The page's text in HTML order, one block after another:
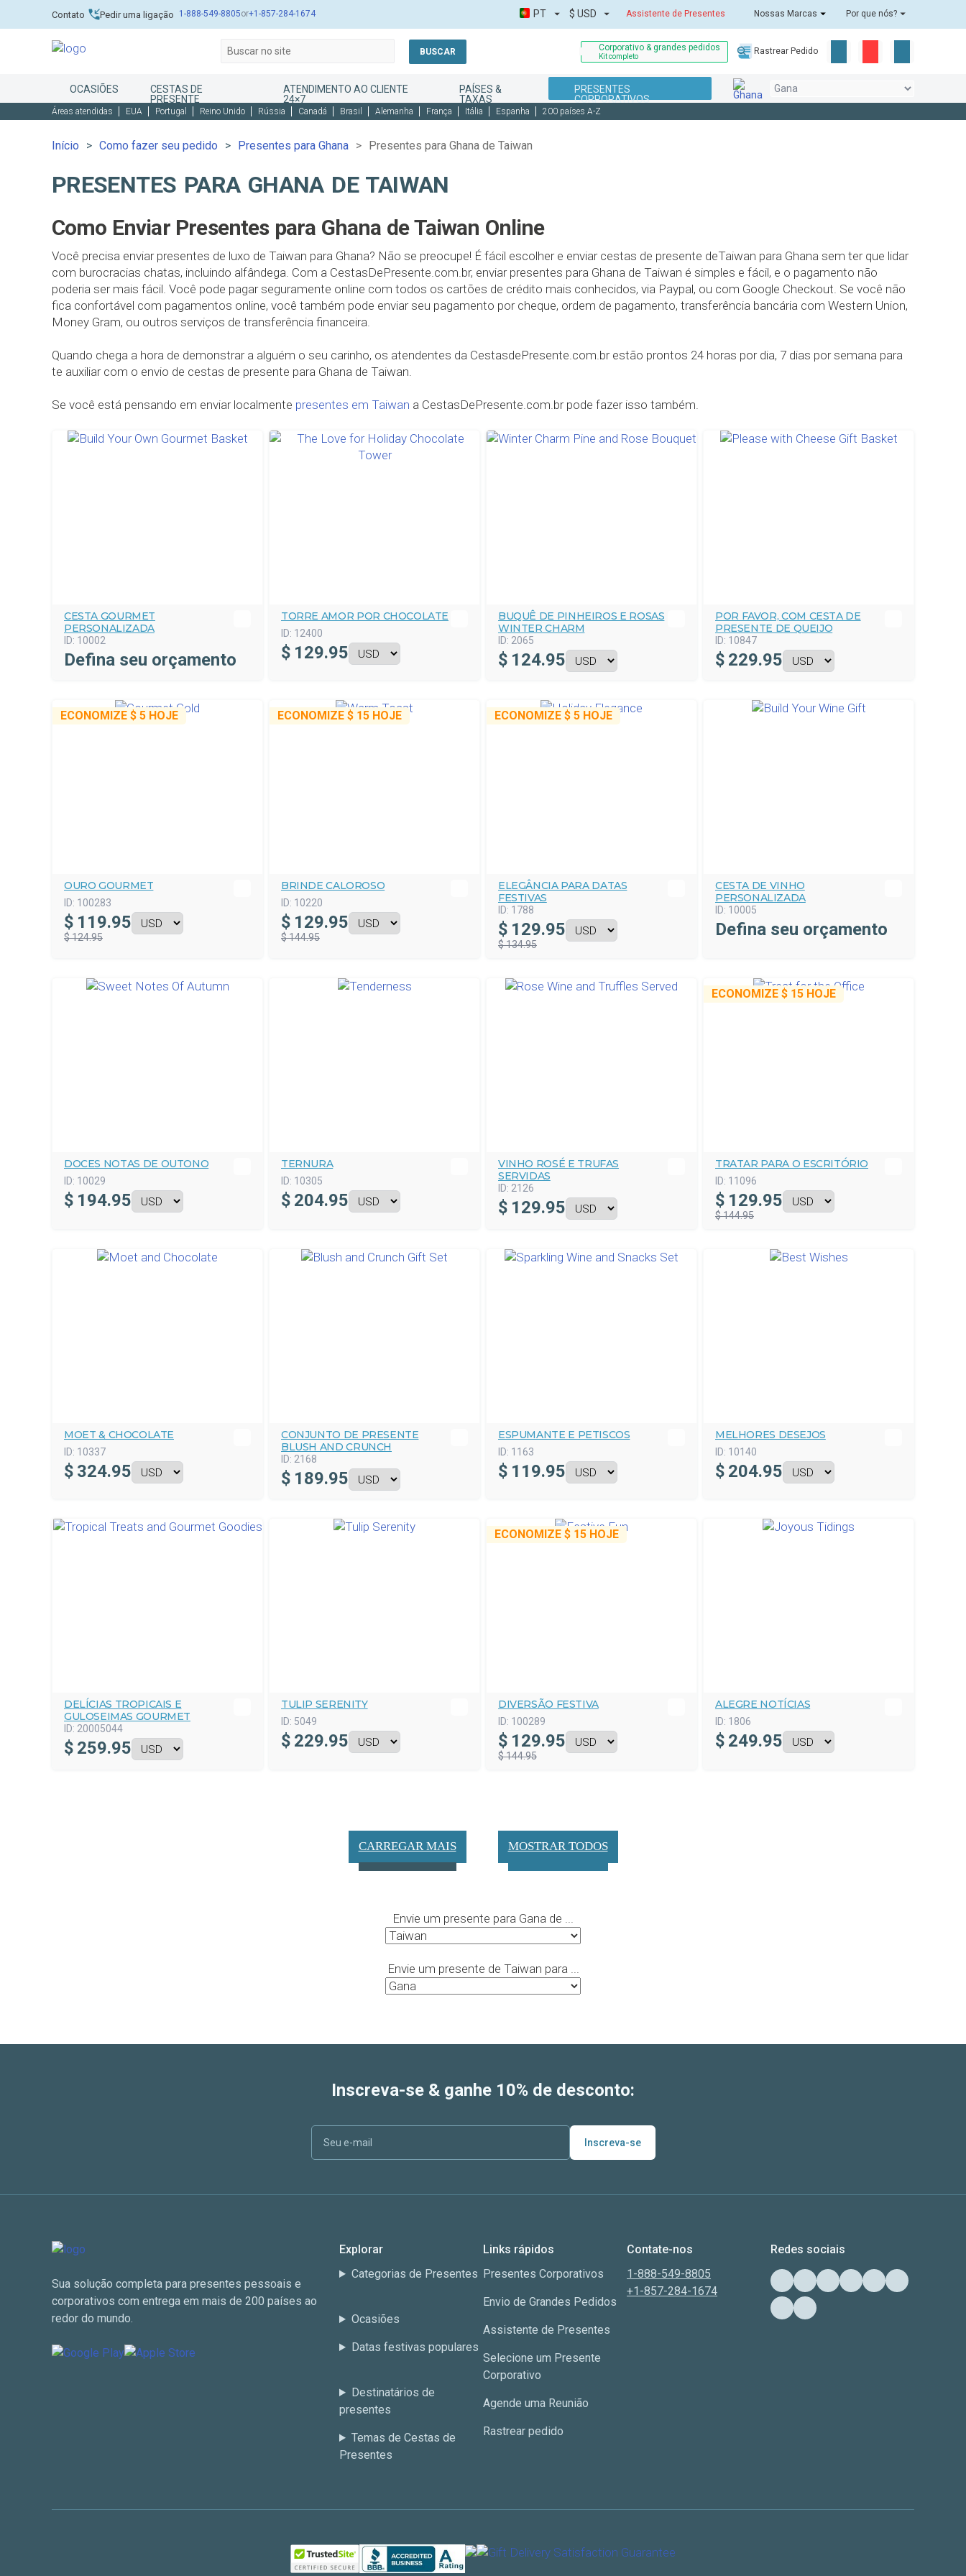
Contato Pedir uma ligação 1-888-549-8805or+1-857-284-1674 Assistente de Presentes Nossas Marcas Por que nós?
PT $ USD
BUSCAR Corporativo & grandes pedidos
Kit completo
Rastrear Pedido
OCASIÕES
CESTAS DE
PRESENTE
ATENDIMENTO AO CLIENTE
24×7
PAÍSES &
TAXAS
PRESENTES
CORPORATIVOS
Áreas atendidas EUA Portugal Reino Unido Rússia Canadá Brasil Alemanha França Itália Espanha 200 países A-Z
Início Como fazer seu pedido Presentes para Ghana Presentes para Ghana de Taiwan
PRESENTES PARA GHANA DE TAIWAN
Como Enviar Presentes para Ghana de Taiwan Online
Você precisa enviar presentes de luxo de Taiwan para Ghana? Não se preocupe! É fácil escolher e enviar cestas de presente deTaiwan para Ghana sem ter que lidar
com burocracias chatas, incluindo alfândega. Com a CestasDePresente.com.br, enviar presentes para Ghana de Taiwan é simples e fácil, e o pagamento não
poderia ser mais fácil. Você pode pagar seguramente online com todos os cartões de crédito mais conhecidos, via Paypal, ou com Google Checkout. Se você não
fica confortável com pagamentos online, você também pode enviar seu pagamento por cheque, ordem de pagamento, transferência bancária com Western Union,
Money Gram, ou outros serviços de transferência financeira.
Quando chega a hora de demonstrar a alguém o seu carinho, os atendentes da CestasdePresente.com.br estão prontos 24 horas por dia, 7 dias por semana para
te auxiliar com o envio de cestas de presente para Ghana de Taiwan.
Se você está pensando em enviar localmente presentes em Taiwan a CestasDePresente.com.br pode fazer isso também.
CESTA GOURMET
PERSONALIZADA
ID: 10002
Defina seu orçamento
TORRE AMOR POR CHOCOLATE
ID: 12400
$ 129.95
BUQUÊ DE PINHEIROS E ROSAS
WINTER CHARM
ID: 2065
$ 124.95
POR FAVOR, COM CESTA DE
PRESENTE DE QUEIJO
ID: 10847
$ 229.95
ECONOMIZE $ 5 HOJE
OURO GOURMET
ID: 100283
$ 119.95
$ 124.95
ECONOMIZE $ 15 HOJE
BRINDE CALOROSO
ID: 10220
$ 129.95
$ 144.95
ECONOMIZE $ 5 HOJE
ELEGÂNCIA PARA DATAS
FESTIVAS
ID: 1788
$ 129.95
$ 134.95
CESTA DE VINHO
PERSONALIZADA
ID: 10005
Defina seu orçamento
DOCES NOTAS DE OUTONO
ID: 10029
$ 194.95
TERNURA
ID: 10305
$ 204.95
VINHO ROSÉ E TRUFAS
SERVIDAS
ID: 2126
$ 129.95
ECONOMIZE $ 15 HOJE
TRATAR PARA O ESCRITÓRIO
ID: 11096
$ 129.95
$ 144.95
MOET & CHOCOLATE
ID: 10337
$ 324.95
CONJUNTO DE PRESENTE
BLUSH AND CRUNCH
ID: 2168
$ 189.95
ESPUMANTE E PETISCOS
ID: 1163
$ 119.95
MELHORES DESEJOS
ID: 10140
$ 204.95
DELÍCIAS TROPICAIS E
GULOSEIMAS GOURMET
ID: 20005044
$ 259.95
TULIP SERENITY
ID: 5049
$ 229.95
ECONOMIZE $ 15 HOJE
DIVERSÃO FESTIVA
ID: 100289
$ 129.95
$ 144.95
ALEGRE NOTÍCIAS
ID: 1806
$ 249.95
CARREGAR MAIS MOSTRAR TODOS
Envie um presente para Gana de ...
Envie um presente de Taiwan para ...
Inscreva-se & ganhe 10% de desconto:
Inscreva-se
Sua solução completa para presentes pessoais e
corporativos com entrega em mais de 200 países ao
redor do mundo.
Explorar
Categorias de Presentes
Ocasiões
Datas festivas populares
Destinatários de
presentes
Temas de Cestas de
Presentes
Links rápidos
Presentes Corporativos
Envio de Grandes Pedidos
Assistente de Presentes
Selecione um Presente
Corporativo
Agende uma Reunião
Rastrear pedido
Contate-nos
1-888-549-8805
+1-857-284-1674
Redes sociais